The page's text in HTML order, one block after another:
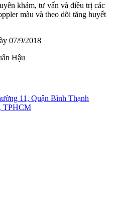
khám, tư vấn và điều trị các
màu và theo dõi tăng huyết
07/9/2018
Hậu
11, Quận Bình Thạnh
TPHCM